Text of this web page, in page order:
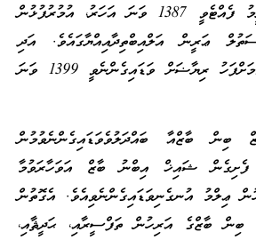
ޝައިޚު މަދުރަސީ ތަޢުލީމު ފެއްޓެވީ 1387 ވަނަ އަހަރު، އުމުރުފުޅުން
ޢަރީން އަލްއިބްތިދާއިއްޔާގައެވެ. އަދި
ޘާނަވީ ތަޢުލީމު ނިންމެވުމަށްފަހު ރިޔާޟަށް ވަޑައިގެންނެވީ 1399 ވަނަ
ބިން ބާޒްއާ ބައްދަލުވެވަޑައިގެންނެވުމުން
ފެށިގެން ޝައިޚް އިބްނު ބާޒް އަވަހާރަވުމާ
ޢިލްމު އުނގެނިވަޑައިގެންނެވިއެވެ. އެގޮތުން
ބިން ބާޒްގެ އަރިހުން ތަފްސީރާއި، ޙަދީޘާއި،